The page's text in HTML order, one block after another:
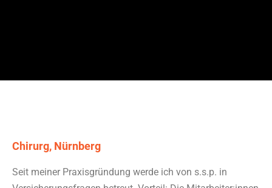
Chirurg, Nürnberg
Seit meiner Praxisgründung werde ich von s.s.p. in